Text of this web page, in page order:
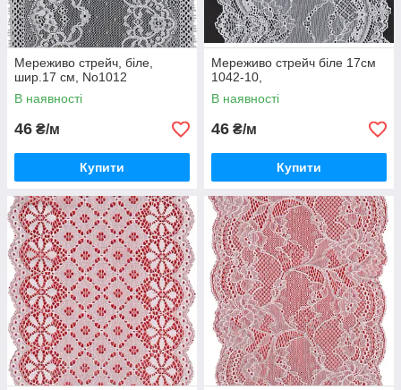
Мереживо стрейч, біле,
шир.17 см, No1012
В наявності
46 ₴/м
Купити
Мереживо стрейч біле 17см
1042-10,
В наявності
46 ₴/м
Купити